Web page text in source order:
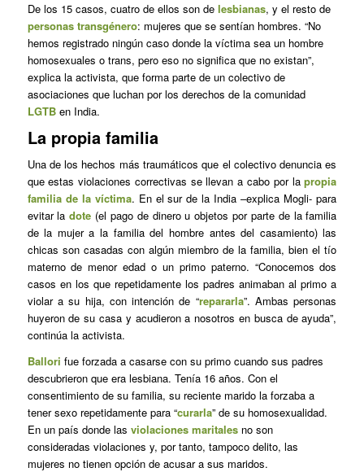
De los 15 casos, cuatro de ellos son de lesbianas, y el resto de
personas transgénero: mujeres que se sentían hombres. “No
hemos registrado ningún caso donde la víctima sea un hombre
homosexuales o trans, pero eso no significa que no existan”,
explica la activista, que forma parte de un colectivo de
asociaciones que luchan por los derechos de la comunidad
LGTBen India.
La propia familia
Una de los hechos más traumáticos que el colectivo denuncia es
que estas violaciones correctivas se llevan a cabo por lapropia
familia de la víctima. En el sur de la India –explica Mogli- para
evitar ladote (el pago de dinero u objetos por parte de la familia
de la mujer a la familia del hombre antes del casamiento) las
chicas son casadas con algún miembro de la familia, bien el tío
materno de menor edad o un primo paterno. “Conocemos dos
casos en los que repetidamente los padres animaban al primo a
violar a su hija, con intención de “repararla”. Ambas personas
huyeron de su casa y acudieron a nosotros en busca de ayuda”,
continúa la activista.
Ballori fue forzada a casarse con su primo cuando sus padres
descubrieron que era lesbiana. Tenía 16 años. Con el
consentimiento de su familia, su reciente marido la forzaba a
tener sexo repetidamente para “curarla” de su homosexualidad.
En un país donde las violaciones maritalesno son
consideradas violaciones y, por tanto, tampoco delito, las
mujeres no tienen opción de acusar a sus maridos.